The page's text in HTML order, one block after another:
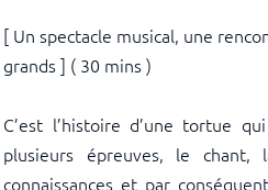
[ Un spectacle musical, une
grands ] ( 30 mins )
C’est l’histoire d’une tortue
plusieurs épreuves, le
connaissances et par